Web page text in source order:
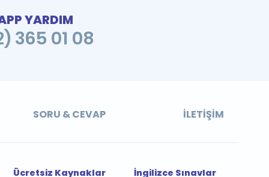
YARDIM
365 01 08
SORU & CEVAP İLETIŞIM
Ücretsiz Kaynaklar
İngilizce Sınavlar